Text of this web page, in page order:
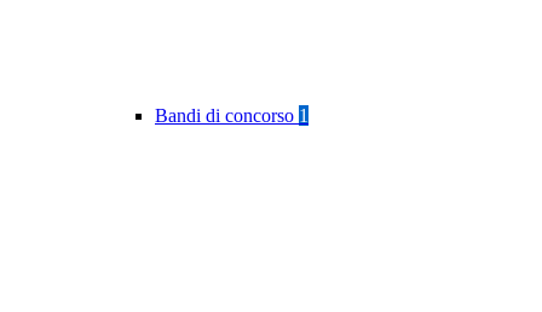
Bandi di concorso 1